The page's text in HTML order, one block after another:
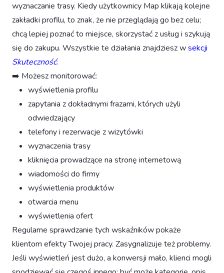
wyznaczanie trasy. Kiedy użytkownicy Map klikają kolejne
zakładki profilu, to znak, że nie przeglądają go bez celu;
chcą lepiej poznać to miejsce, skorzystać z usług i szykują
się do zakupu. Wszystkie te działania znajdziesz wsekcji
Skuteczność.
➡️ Możesz monitorować:
wyświetlenia profilu
zapytania z dokładnymi frazami, których użyli
odwiedzający
telefony i rezerwacje z wizytówki
wyznaczenia trasy
kliknięcia prowadzące na stronę internetową
wiadomości do firmy
wyświetlenia produktów
otwarcia menu
wyświetlenia ofert
Regularne sprawdzanie tych wskaźników pokaże
klientom efekty Twojej pracy. Zasygnalizuje też problemy.
Jeśli wyświetleń jest dużo, a konwersji mało, klienci mogli